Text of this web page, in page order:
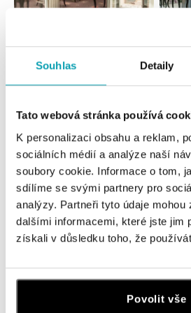
Souhlas Detaily
Tato webová stránka používá
K personalizaci obsahu a reklam,
sociálních médií a analýze naší
soubory cookie. Informace o tom,
sdílíme se svými partnery pro
analýzy. Partneři tyto údaje mohou
dalšími informacemi, které jste jim
získali v důsledku toho, že
Povolit vše
Všetky Česko
HALADA OC Eurovea,
tel.: +421 910 284 071
HALADA OC Avion,
Ivanská cesta 16, 821 04 Bratislava
tel.: +421 917 090 372
dnes otvorené do 21:00
Einsteinova 18, 851 01 Bratislava
dnes otvorené do 21:00